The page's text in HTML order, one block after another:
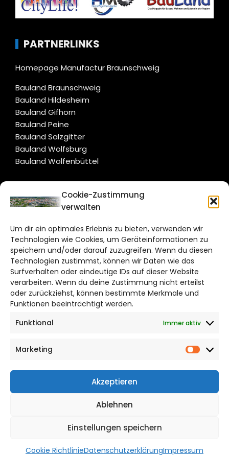
Cookie-Zustimmung
verwalten
Um dir ein optimales Erlebnis zu bieten, verwenden wir
Technologien wie Cookies, um Geräteinformationen zu
speichern und/oder darauf zuzugreifen. Wenn du diesen
Technologien zustimmst, können wir Daten wie das
Surfverhalten oder eindeutige IDs auf dieser Website
verarbeiten. Wenn du deine Zustimmung nicht erteilst
oder zurückziehst, können bestimmte Merkmale und
Funktionen beeinträchtigt werden.
Funktional
Immer aktiv
Marketing
Akzeptieren
Ablehnen
Einstellungen speichern
Cookie RichtlinieDatenschutzerklärungImpressum
PARTNERLINKS
Homepage Manufactur Braunschweig
Bauland Braunschweig
Bauland Hildesheim
Bauland Gifhorn
Bauland Peine
Bauland Salzgitter
Bauland Wolfsburg
Bauland Wolfenbüttel
CITYLIFE!
Bruchtorwall 12
38100 Braunschweig
Telefon: 0531 387220 – 65
DAS STADTMAGAZIN FÜR
BRAUNSCHWEIG
Impressum
Cookie Richtlinie
CITYLIFE! BEI FACEBOOK
WordPress Theme |Viralby HashThemes